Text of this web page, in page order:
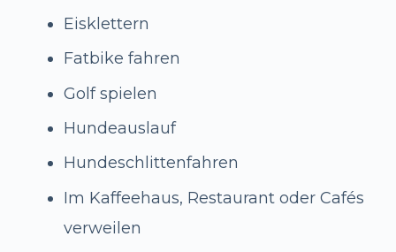
Eisklettern
Fatbike fahren
Golf spielen
Hundeauslauf
Hundeschlittenfahren
Im Kaffeehaus, Restaurant oder Cafés
verweilen